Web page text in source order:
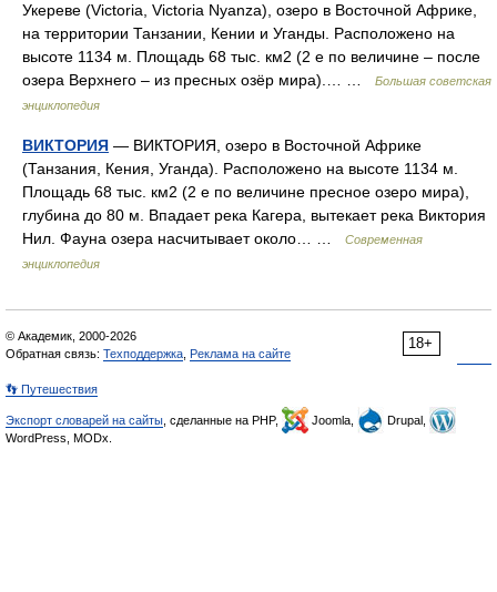
Укереве (Victoria, Victoria Nyanza), озеро в Восточной Африке,
на территории Танзании, Кении и Уганды. Расположено на
высоте 1134 м. Площадь 68 тыс. км2 (2 е по величине ‒ после
озера Верхнего ‒ из пресных озёр мира).… …
Большая советская
энциклопедия
ВИКТОРИЯ — ВИКТОРИЯ, озеро в Восточной Африке
(Танзания, Кения, Уганда). Расположено на высоте 1134 м.
Площадь 68 тыс. км2 (2 е по величине пресное озеро мира),
глубина до 80 м. Впадает река Кагера, вытекает река Виктория
Нил. Фауна озера насчитывает около… …
Современная
энциклопедия
18+
© Академик, 2000-2026
Обратная связь: Техподдержка Реклама на сайте
👣 Путешествия
Экспорт словарей на сайты , сделанные на PHP, Joomla,
Drupal,
WordPress, MODx.